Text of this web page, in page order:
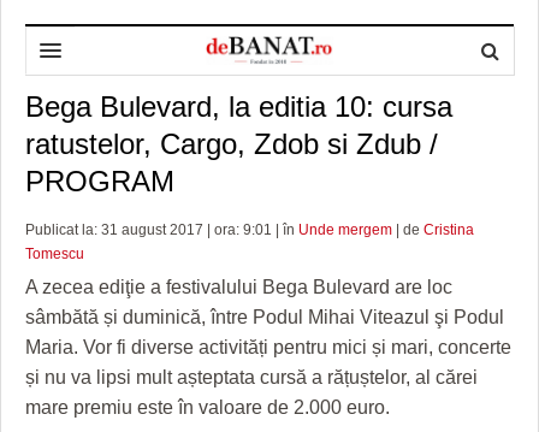
HOME
DESPRE NOI
POLITICA DE CONFIDENȚIALITATE
ADMINISTRAȚIE
PREFECTURA TIMIŞ
SPORT
POLI TIMISOARA
FOTBAL JUDETEAN
ALTE SPORTURI
OPINII
DOSARELE DEBANAT
ETICA LUCIDITĂȚII ASISTATE
TIMP LIBER ȘI CULTURĂ
TIMP LIBER
ECONOMIC
Bega Bulevard, la editia 10: cursa
ratustelor, Cargo, Zdob si Zdub /
PROGRAM
Publicat la: 31 august 2017 | ora: 9:01 | în Unde mergem | de Cristina
Tomescu
A zecea ediţie a festivalului Bega Bulevard are loc
sâmbătă și duminică, între Podul Mihai Viteazul şi Podul
Maria. Vor fi diverse activități pentru mici și mari, concerte
și nu va lipsi mult așteptata cursă a rățuștelor, al cărei
mare premiu este în valoare de 2.000 euro.